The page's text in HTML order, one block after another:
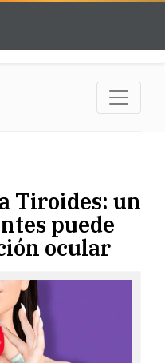
Tiroides: un
puede
ocular